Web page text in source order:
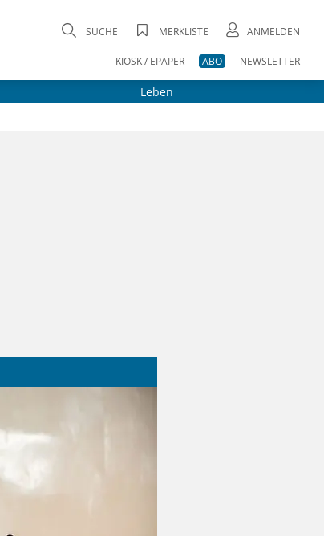
SUCHE MERKLISTE ANMELDEN
KIOSK / EPAPER ABO NEWSLETTER
Leben